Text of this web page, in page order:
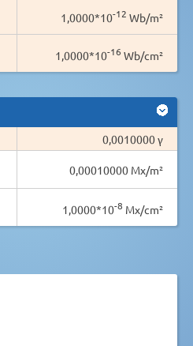
1,0000*10-12 Wb/m²
1,0000*10-16 Wb/cm²
0,0010000 γ
0,00010000 Mx/m²
1,0000*10-8 Mx/cm²